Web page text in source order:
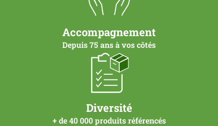
Accompagnement
Depuis 75 ans à vos côtés
Diversité
+ de 40 000 produits référencés